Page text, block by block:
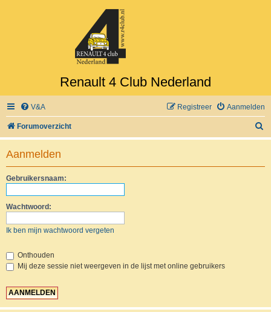
Renault 4 Club Nederland
V&A Aanmelden
Registreer
Forumoverzicht
o
Aanmelden
Gebruikersnaam:
Wachtwoord:
Ik ben mijn wachtwoord vergeten
Onthouden
Mij deze sessie niet weergeven in de lijst met online gebruikers